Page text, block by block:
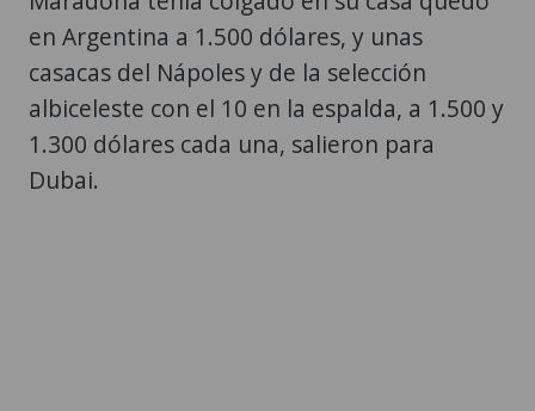
en Argentina a 1.500 dólares, y unas
casacas del Nápoles y de la selección
albiceleste con el 10 en la espalda, a 1.500 y
1.300 dólares cada una, salieron para
Dubai.